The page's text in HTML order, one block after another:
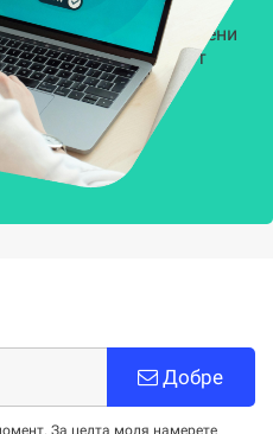
решения, предназначени
организация от
ПОВЕЧЕ
Добре
За целта моля намерете